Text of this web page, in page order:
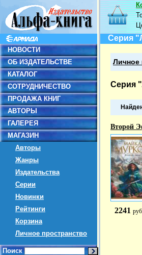
НОВОСТИ
ОБ ИЗДАТЕЛЬСТВЕ
КАТАЛОГ
СОТРУДНИЧЕСТВО
ПРОДАЖА КНИГ
АВТОРЫ
ГАЛЕРЕЯ
МАГАЗИН
Авторы
Жанры
Издательства
Серии
Новинки
Рейтинги
Корзина
Личное пространство
Поиск
Серия
Личное
Серия
Второй
2241 руб